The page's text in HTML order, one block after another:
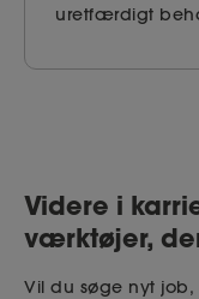
uretfærdigt
Videre i
værktøjer,
Vil du søge nyt